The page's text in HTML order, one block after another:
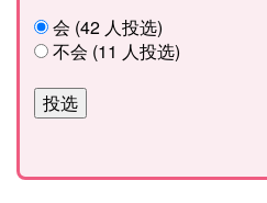
会 (42 人投选)
不会 (11 人投选)